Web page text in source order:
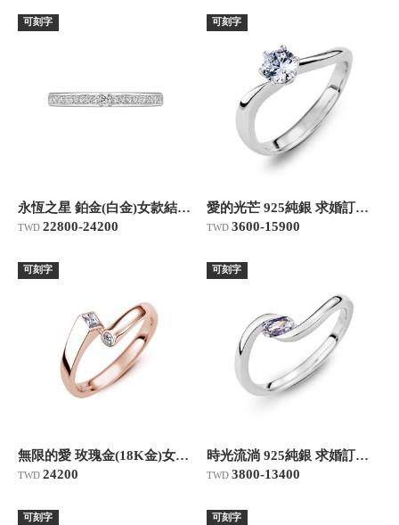
可刻字
永恆之星 鉑金(白金)女款結婚對戒
TWD 22800-24200
可刻字
愛的光芒 925純銀 求婚訂婚戒
TWD 3600-15900
可刻字
無限的愛 玫瑰金(18K金)女款結婚對戒
TWD 24200
可刻字
時光流淌 925純銀 求婚訂婚戒
TWD 3800-13400
可刻字 可刻字